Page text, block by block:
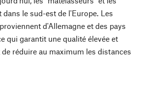
le sud-est de l'Europe. Les
d'Allemagne et des pays
qui garantit une qualité élevée et
réduire au maximum les distances